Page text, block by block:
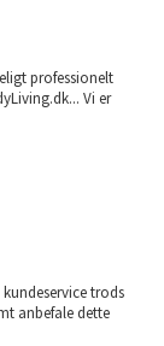
professionelt
Vi er
trods
anbefale dette